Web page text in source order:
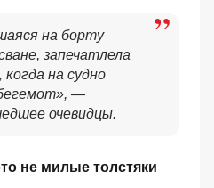
на борту
запечатлела
на судно
—
очевидцы.
не милые толстяки